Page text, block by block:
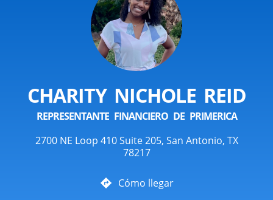
CHARITY NICHOLE REID
REPRESENTANTE FINANCIERO DE PRIMERICA
2700 NE Loop 410 Suite 205, San Antonio, TX
78217
Cómo llegar